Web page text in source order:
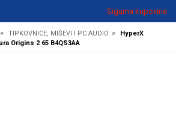
Sigurna kupovina
» TIPKOVNICE, MIŠEVI I PC AUDIO »
HyperX
Origins 2 65 B4QS3AA